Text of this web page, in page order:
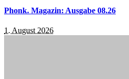
Phonk. Magazin: Ausgabe 08.26
1. August 2026